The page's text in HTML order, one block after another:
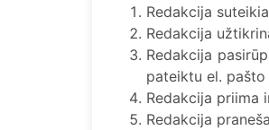
Redakcija
Redakcija
Redakcija
pateiktu el. pašto
Redakcija priima
Redakcija